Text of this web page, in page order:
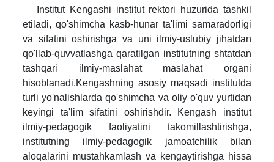
Institut Kengashi institut rektori huzurida tashkil
etiladi, qo'shimcha kasb-hunar ta'limi samaradorligi
va sifatini oshirishga va uni ilmiy-uslubiy jihatdan
qo'llab-quvvatlashga qaratilgan institutning shtatdan
tashqari ilmiy-maslahat maslahat organi
hisoblanadi.Kengashning asosiy maqsadi institutda
turli yo'nalishlarda qo'shimcha va oliy o'quv yurtidan
keyingi ta'lim sifatini oshirishdir. Kengash institut
ilmiy-pedagogik faoliyatini takomillashtirishga,
institutning ilmiy-pedagogik jamoatchilik bilan
aloqalarini mustahkamlash va kengaytirishga hissa